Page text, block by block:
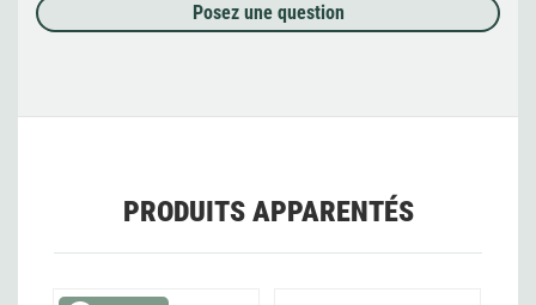
Posez une question
PRODUITS APPARENTÉS